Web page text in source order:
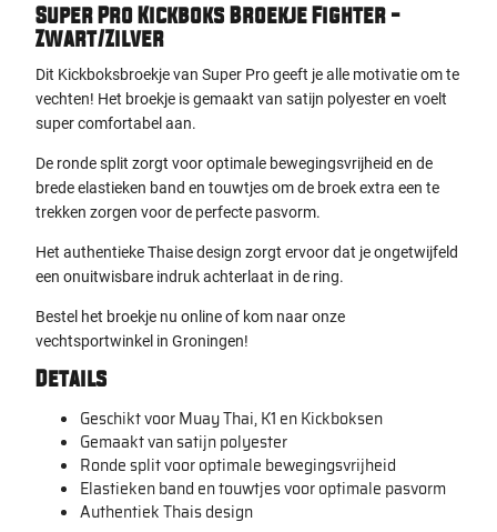
Super Pro Kickboks Broekje Fighter -
Zwart/Zilver
Dit Kickboksbroekje van Super Pro geeft je alle motivatie om te
vechten! Het broekje is gemaakt van satijn polyester en voelt
super comfortabel aan.
De ronde split zorgt voor optimale bewegingsvrijheid en de
brede elastieken band en touwtjes om de broek extra een te
trekken zorgen voor de perfecte pasvorm.
Het authentieke Thaise design zorgt ervoor dat je ongetwijfeld
een onuitwisbare indruk achterlaat in de ring.
Bestel het broekje nu online of kom naar onze
vechtsportwinkel in Groningen!
Details
Geschikt voor Muay Thai, K1 en Kickboksen
Gemaakt van satijn polyester
Ronde split voor optimale bewegingsvrijheid
Elastieken band en touwtjes voor optimale pasvorm
Authentiek Thais design